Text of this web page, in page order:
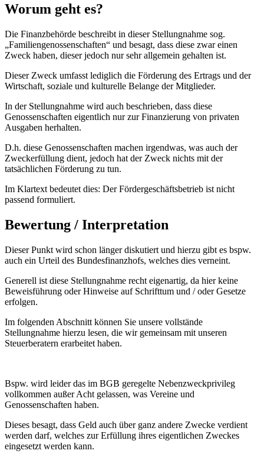
Worum geht es?
Die Finanzbehörde beschreibt in dieser Stellungnahme sog.
„Familiengenossenschaften“ und besagt, dass diese zwar einen
Zweck haben, dieser jedoch nur sehr allgemein gehalten ist.
Dieser Zweck umfasst lediglich die Förderung des Ertrags und der
Wirtschaft, soziale und kulturelle Belange der Mitglieder.
In der Stellungnahme wird auch beschrieben, dass diese
Genossenschaften eigentlich nur zur Finanzierung von privaten
Ausgaben herhalten.
D.h. diese Genossenschaften machen irgendwas, was auch der
Zweckerfüllung dient, jedoch hat der Zweck nichts mit der
tatsächlichen Förderung zu tun.
Im Klartext bedeutet dies: Der Fördergeschäftsbetrieb ist nicht
passend formuliert.
Bewertung / Interpretation
Dieser Punkt wird schon länger diskutiert und hierzu gibt es bspw.
auch ein Urteil des Bundesfinanzhofs, welches dies verneint.
Generell ist diese Stellungnahme recht eigenartig, da hier keine
Beweisführung oder Hinweise auf Schrifttum und / oder Gesetze
erfolgen.
Im folgenden Abschnitt können Sie unsere vollstände
Stellungnahme hierzu lesen, die wir gemeinsam mit unseren
Steuerberatern erarbeitet haben.
Bspw. wird leider das im BGB geregelte Nebenzweckprivileg
vollkommen außer Acht gelassen, was Vereine und
Genossenschaften haben.
Dieses besagt, dass Geld auch über ganz andere Zwecke verdient
werden darf, welches zur Erfüllung ihres eigentlichen Zweckes
eingesetzt werden kann.